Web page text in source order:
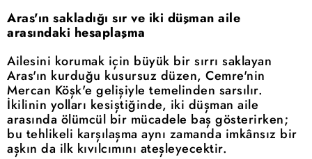
Aras'ın sakladığı sır ve iki düşman aile
arasındaki hesaplaşma
Ailesini korumak için büyük bir sırrı saklayan
Aras'ın kurduğu kusursuz düzen, Cemre'nin
Mercan Köşk'e gelişiyle temelinden sarsılır.
İkilinin yolları kesiştiğinde, iki düşman aile
arasında ölümcül bir mücadele baş gösterirken;
bu tehlikeli karşılaşma aynı zamanda imkânsız bir
aşkın da ilk kıvılcımını ateşleyecektir.